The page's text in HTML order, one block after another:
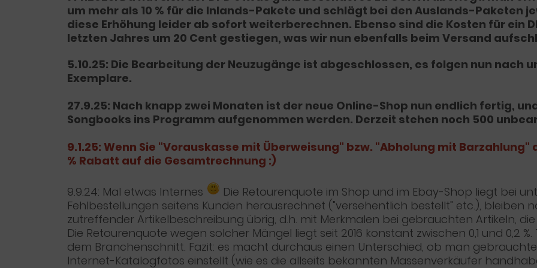
um mehr als 10 % für die Inlands-Pakete und schlägt bei den Auslands-Paketen
diese Erhöhung leider ab sofort weiterberechnen. Ebenso sind die Kosten für ein
letzten Jahres um 20 Cent gestiegen, was wir nun ebenfalls beim Versand
5.10.25: Die Bearbeitung der Neuzugänge ist abgeschlossen, es folgen nun nach
Exemplare.
27.9.25: Nach knapp zwei Monaten ist der neue Online-Shop nun endlich fertig,
Songbooks ins Programm aufgenommen werden. Derzeit stehen noch 500
9.1.25: Wenn Sie "Vorauskasse mit Überweisung" bzw. "Abholung mit
% Rabatt auf die Gesamtrechnung :)
9.9.24: Mal etwas Internes
Die Retourenquote im Shop und im Ebay-Shop liegt bei
Fehlbestellungen seitens Kunden herausrechnet ("versehentlich bestellt" etc.), bleiben
zutreffender Artikelbeschreibung übrig, d.h. mit Merkmalen bei gebrauchten Artikeln,
Die Retourenquote wegen solcher Mängel liegt seit 2016 konstant zwischen 0,1 und 0,2
dem Branchenschnitt. Fazit: es macht durchaus einen Unterschied, ob man
Internet-Katalogfotos einstellt (wie es die allseits bekannten Massenverkäufer